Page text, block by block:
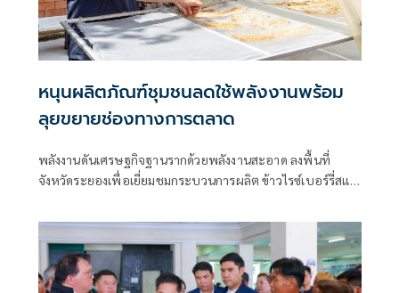
หนุนผลิตภัณฑ์ชุมชนลดใช้พลังงานพร้อม
ลุยขยายช่องทางการตลาด
พลังงานดันเศรษฐกิจฐานรากด้วยพลังงานสะอาด ลงพื้นที่
จังหวัดระยองเพื่อเยี่ยมชมกระบวนการผลิต ข้าวไรซ์เบอร์รี่สแน
มาตรฐาน ผลิตภัณฑ์ชุมชน ลดใช้พลังงาน พร้อมดึงเข้าร่วม
แคมเปญ "กินพี่ แล้วหมีหนาว" เพื่อยกระดับคุณภาพสินค้าขยาย
ช่องทางการตลาด